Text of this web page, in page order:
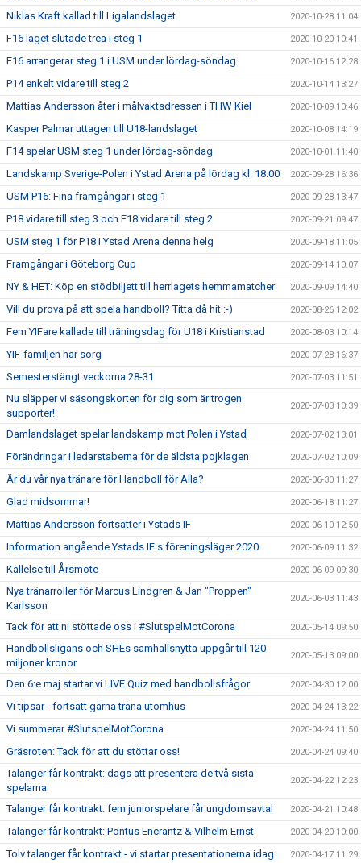
Niklas Kraft kallad till Ligalandslaget 2020-10-28 11:04
F16 laget slutade trea i steg 1 2020-10-20 10:41
F16 arrangerar steg 1 i USM under lördag-söndag 2020-10-16 12:28
P14 enkelt vidare till steg 2 2020-10-14 13:27
Mattias Andersson åter i målvaktsdressen i THW Kiel 2020-10-09 10:46
Kasper Palmar uttagen till U18-landslaget 2020-10-08 14:19
F14 spelar USM steg 1 under lördag-söndag 2020-10-01 11:40
Landskamp Sverige-Polen i Ystad Arena på lördag kl. 18:00 2020-09-28 16:36
USM P16: Fina framgångar i steg 1 2020-09-28 13:47
P18 vidare till steg 3 och F18 vidare till steg 2 2020-09-21 09:47
USM steg 1 för P18 i Ystad Arena denna helg 2020-09-18 11:05
Framgångar i Göteborg Cup 2020-09-14 10:07
NY & HET: Köp en stödbiljett till herrlagets hemmamatcher 2020-09-09 14:40
Vill du prova på att spela handboll? Titta då hit :-) 2020-08-26 12:02
Fem YIFare kallade till träningsdag för U18 i Kristianstad 2020-08-03 10:14
YIF-familjen har sorg 2020-07-28 16:37
Semesterstängt veckorna 28-31 2020-07-03 11:51
Nu släpper vi säsongskorten för dig som är trogen
supporter!
2020-07-03 10:39
Damlandslaget spelar landskamp mot Polen i Ystad 2020-07-02 13:01
Förändringar i ledarstaberna för de äldsta pojklagen 2020-07-02 10:09
Är du vår nya tränare för Handboll för Alla? 2020-06-30 11:27
Glad midsommar! 2020-06-18 11:27
Mattias Andersson fortsätter i Ystads IF 2020-06-10 12:50
Information angående Ystads IF:s föreningsläger 2020 2020-06-09 11:32
Kallelse till Årsmöte 2020-06-09 09:30
Nya tränarroller för Marcus Lindgren & Jan "Proppen"
Karlsson
2020-06-03 11:43
Tack för att ni stöttade oss i #SlutspelMotCorona 2020-05-14 09:50
Handbollsligans och SHEs samhällsnytta uppgår till 120
miljoner kronor
2020-05-13 09:00
Den 6:e maj startar vi LIVE Quiz med handbollsfrågor 2020-04-30 12:00
Vi tipsar - fortsätt gärna träna utomhus 2020-04-24 13:22
Vi summerar #SlutspelMotCorona 2020-04-24 11:50
Gräsroten: Tack för att du stöttar oss! 2020-04-24 09:40
Talanger får kontrakt: dags att presentera de två sista
spelarna
2020-04-22 12:23
Talanger får kontrakt: fem juniorspelare får ungdomsavtal 2020-04-21 10:48
Talanger får kontrakt: Pontus Encrantz & Vilhelm Ernst 2020-04-20 10:00
Tolv talanger får kontrakt - vi startar presentationerna idag 2020-04-17 11:29